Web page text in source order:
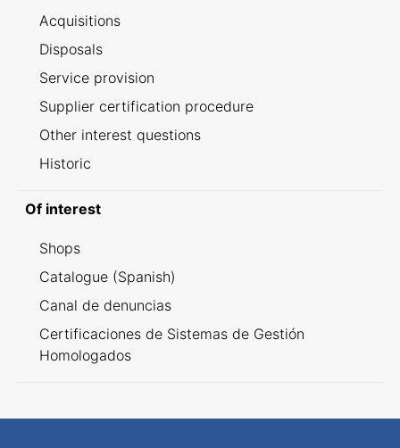
Acquisitions
Disposals
Service provision
Supplier certification procedure
Other interest questions
Historic
Of interest
Shops
Catalogue (Spanish)
Canal de denuncias
Certificaciones de Sistemas de Gestión
Homologados